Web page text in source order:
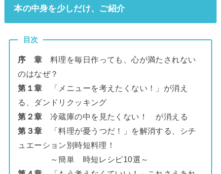
本の中身を少しだけ、ご紹介
目次
序 章 料理を毎日作っても、心が満たされない
のはなぜ？
第１章 「メニューを考えたくない！」が消え
る、ダンドリクッキング
第２章 冷蔵庫の中を見たくない！ が消える
第３章 「料理が憂うつだ！」を解消する、シチ
ュエーション別時短料理！
～簡単 時短レシピ10選～